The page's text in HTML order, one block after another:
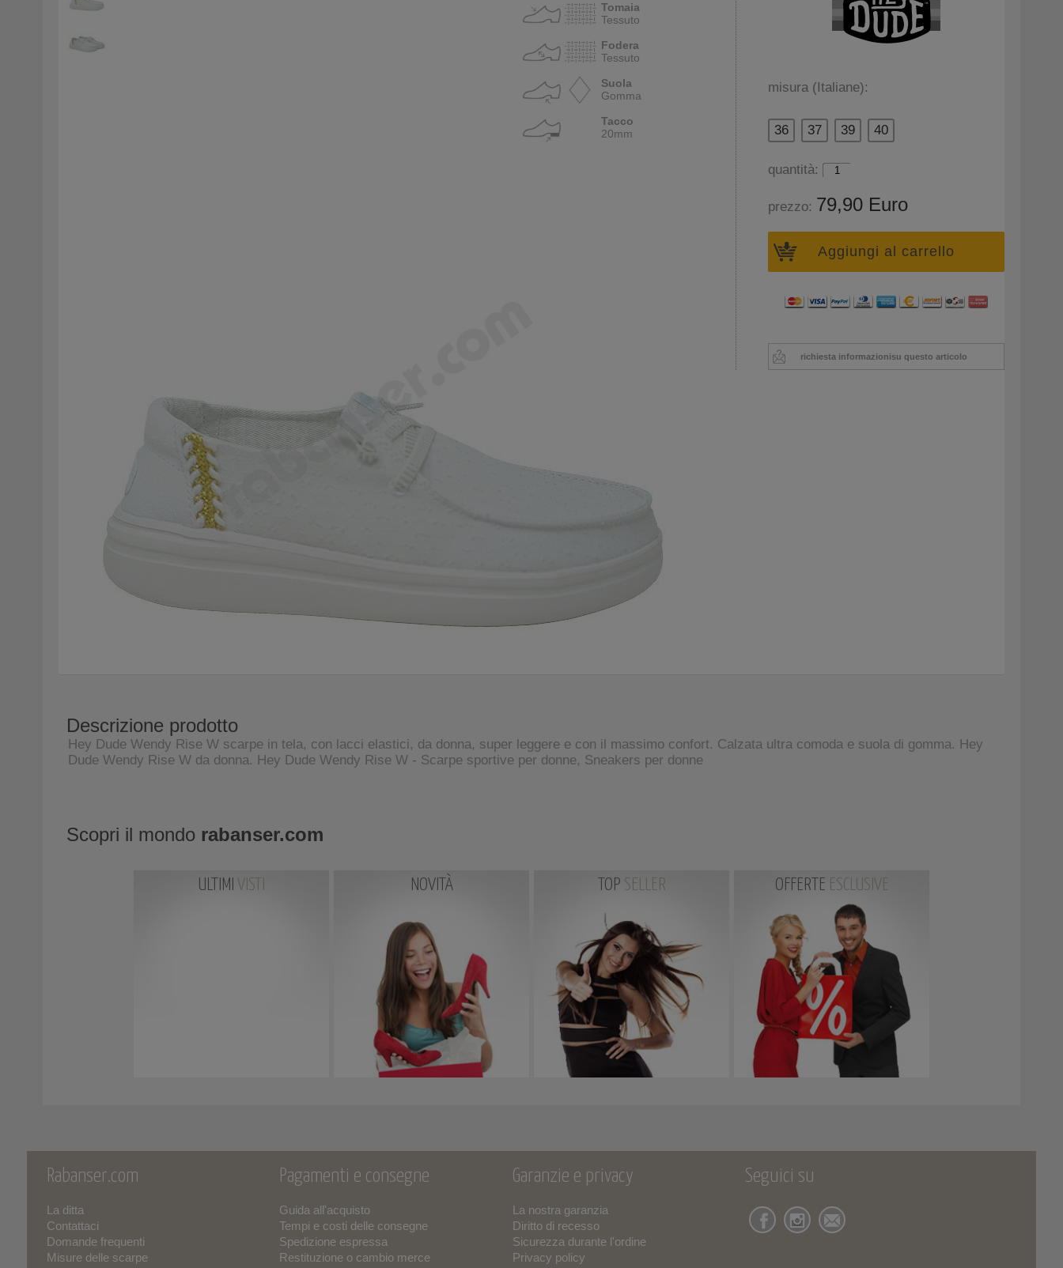
Tomaia
Tessuto
Fodera
Tessuto
Suola
Gomma
Tacco
20mm
misura (Italiane):
36 37 39 40
quantità:
prezzo: 79,90 Euro
Aggiungi al carrello
richiesta informazionisu questo articolo
Descrizione prodotto
Hey Dude Wendy Rise W scarpe in tela, con lacci elastici, da donna, super leggere e con il massimo confort. Calzata ultra comoda e suola di gomma. Hey
Dude Wendy Rise W da donna. Hey Dude Wendy Rise W - Scarpe sportive per donne, Sneakers per donne
Scopri il mondo rabanser.com
ULTIMI VISTI NOVITÀ TOP SELLER OFFERTE ESCLUSIVE
Rabanser.com
La ditta
Contattaci
Domande frequenti
Misure delle scarpe
Pagamenti e consegne
Guida all'acquisto
Tempi e costi delle consegne
Spedizione espressa
Restituzione o cambio merce
Garanzie e privacy
La nostra garanzia
Diritto di recesso
Sicurezza durante l'ordine
Privacy policy
Seguici su